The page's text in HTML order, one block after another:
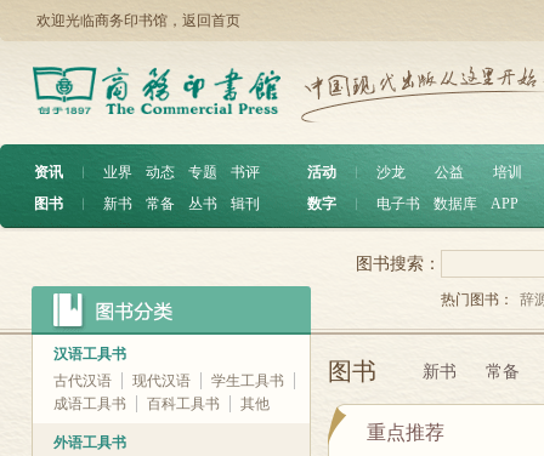
欢迎光临商务印书馆， 返回首页
资讯 ︱ 业界 动态 专题
书评
图书
︱ 新书 常备 丛书 辑刊
活动 沙龙 公益
培训
数字
电子书 数据库 APP
汉语工具书
古代汉语
现代汉语
学生工具书
成语工具书
百科工具书 其他
外语工具书
图书搜索：
热门图书： 辞
图书 新书 常备
重点推荐